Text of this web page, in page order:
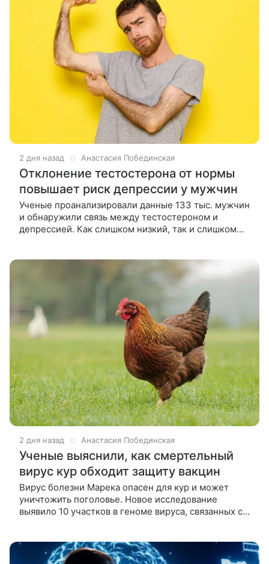
2 дня назад Анастасия Побединская
Отклонение тестостерона от нормы
повышает риск депрессии у мужчин
Ученые проанализировали данные 133 тыс. мужчин
и обнаружили связь между тестостероном и
депрессией. Как слишком низкий, так и слишком
2 дня назад Анастасия Побединская
Ученые выяснили, как смертельный
вирус кур обходит защиту вакцин
Вирус болезни Марека опасен для кур и может
уничтожить поголовье. Новое исследование
выявило 10 участков в геноме вируса, связанных с